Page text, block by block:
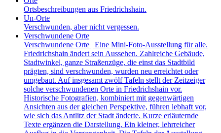
Ortsbeschreibungen aus Friedrichshain.
Un-Orte
Verschwunden, aber nicht vergessen.
Verschwundene Orte
Verschwundene Orte | Eine Mini-Foto-Ausstellung für alle.
Friedrichshain ändert sein Aussehen. Zahlreiche Gebäude,
Stadtwinkel, ganze Straßenzüge, die einst das Stadtbild
prägten, sind verschwunden, wurden neu erreichtet oder
umgebaut. Auf insgesamt zwölf Tafeln stellt der Zeitzeiger
solche verschwundenen Orte in Friedrichshain vor.
Historische Fotografien, kombiniert mit gegenwärtigen
Ansichten aus der gleichen Perspektive, führen lebhaft vor,
wie sich das Antlitz der Stadt änderte. Kurze erläuternde
Texte ergänzen die Darstellung. Ein kleiner, lehrreicher